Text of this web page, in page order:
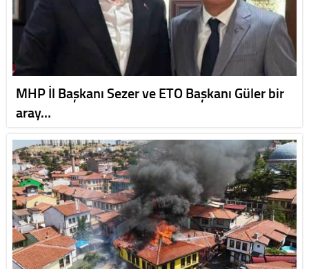
MHP İl Başkanı Sezer ve ETO Başkanı Güler bir
aray…